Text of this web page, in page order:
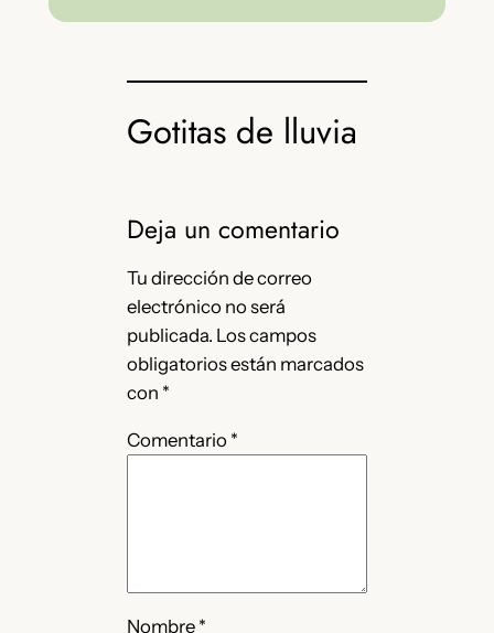
Gotitas de lluvia
Deja un comentario
Tu dirección de correo
electrónico no será
publicada. Los campos
obligatorios están marcados
con *
Comentario *
Nombre *